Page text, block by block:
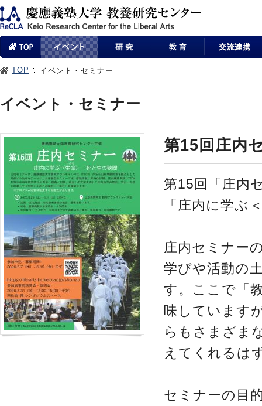
TOP イベント・セミナー
イベント・セミナー
第15回庄内
第15回「庄内
「庄内に学ぶ
庄内セミナー
学びや活動の
す。ここで「
味しています
らもさまざま
えてくれるは
セミナーの目